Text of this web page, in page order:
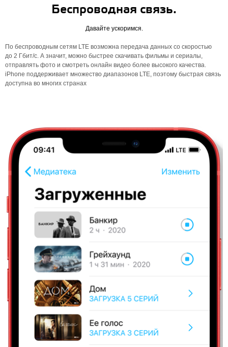
Беспроводная связь.
Давайте ускоримся.
По беспроводным сетям LTE возможна передача данных со скоростью
до 2 Гбит/с. А значит, можно быстрее скачивать фильмы и сериалы,
отправлять фото и смотреть онлайн видео более высокого качества.
iPhone поддерживает множество диапазонов LTE, поэтому быстрая связь
доступна во многих странах